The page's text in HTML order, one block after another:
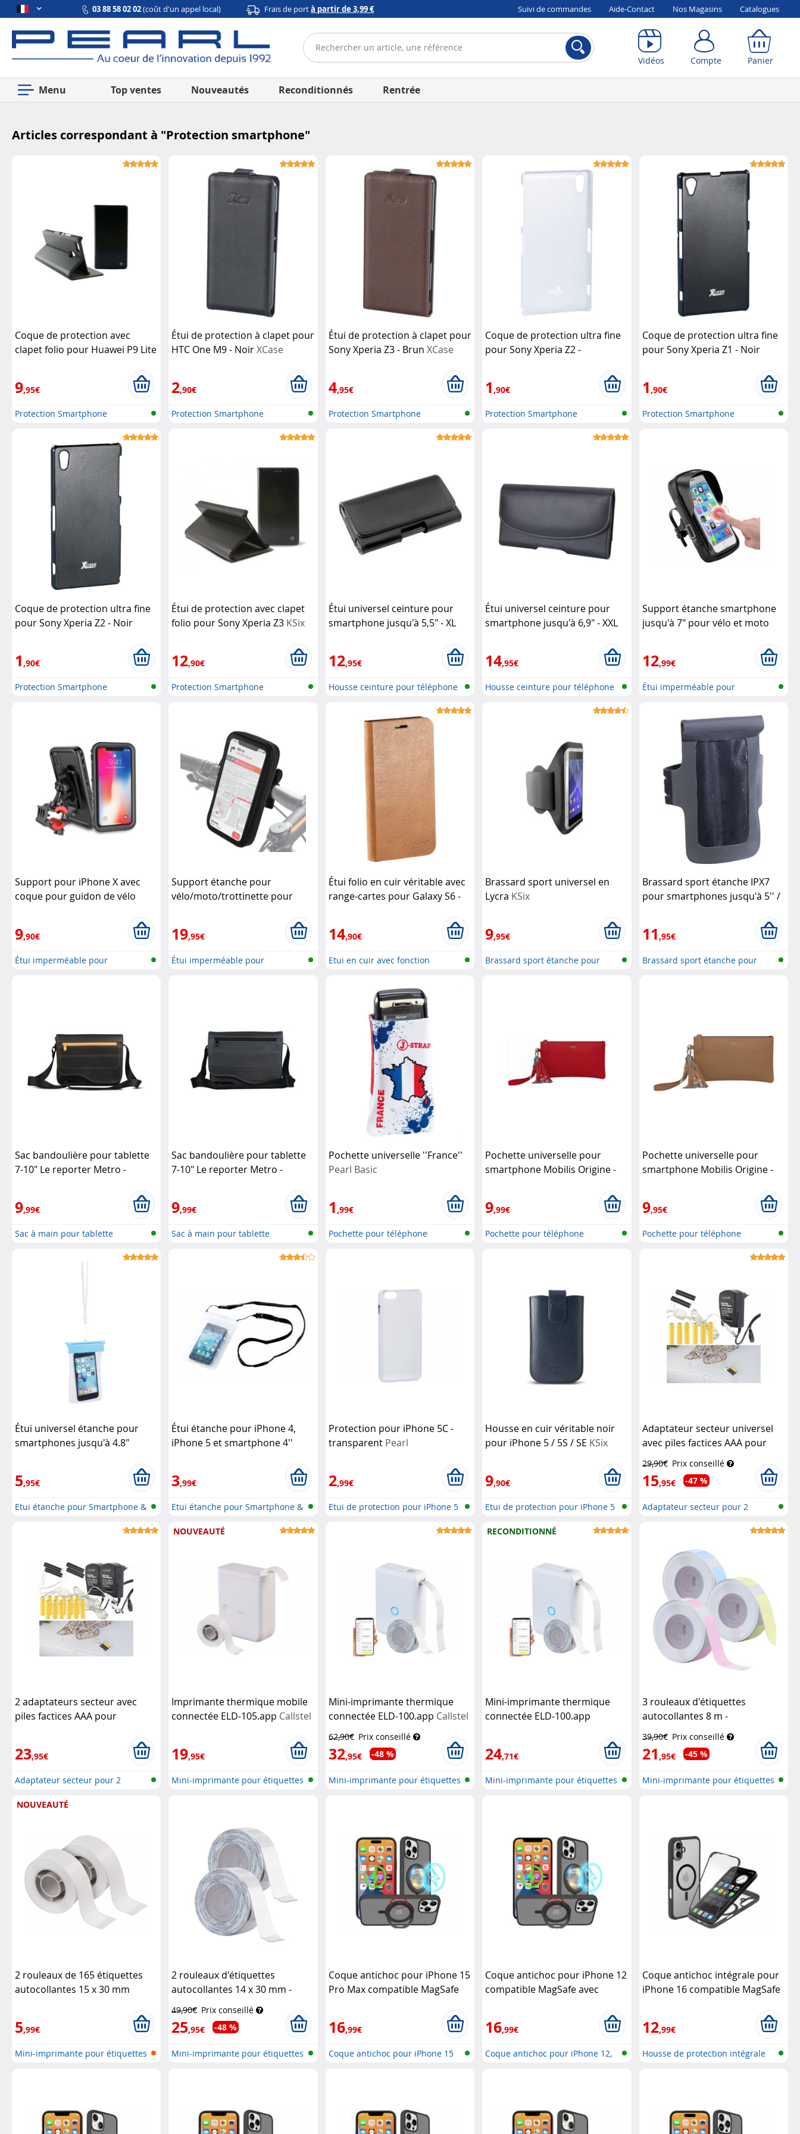
03 88 58 02 02(coût d'un appel local) Frais de portà partir de 3,99 € Suivi de commandes Aide-Contact Nos Magasins Catalogues
Vidéos Compte Panier
Menu Top ventes Nouveautés Reconditionnés Rentrée
Articles correspondant à "Protection smartphone"
Coque de protection avec
clapet folio pour Huawei P9 Lite
9,95€
Protection Smartphone
Étui de protection à clapet pour
HTC One M9 - NoirXCase
2,90€
Protection Smartphone
Étui de protection à clapet pour
Sony Xperia Z3 - Brun XCase
4,95€
Protection Smartphone
Coque de protection ultra fine
pour Sony Xperia Z2 -
1,90€
Protection Smartphone
Coque de protection ultra fine
pour Sony Xperia Z1 - Noir
1,90€
Protection Smartphone
Coque de protection ultra fine
pour Sony Xperia Z2 - Noir
1,90€
Protection Smartphone
Étui de protection avec clapet
folio pour Sony Xperia Z3 KSix
12,90€
Protection Smartphone
Étui universel ceinture pour
smartphone jusqu'à 5,5" - XL
12,95€
Housse ceinture pour téléphone
Étui universel ceinture pour
smartphone jusqu'à 6,9" - XXL
14,95€
Housse ceinture pour téléphone
Support étanche smartphone
jusqu'à 7" pour vélo et moto
12,99€
Étui imperméable pour
Support pour iPhone X avec
coque pour guidon de vélo
9,90€
Étui imperméable pour
Support étanche pour
vélo/moto/trottinette pour
19,95€
Étui imperméable pour
Étui folio en cuir véritable avec
range-cartes pour Galaxy S6 -
14,90€
Etui en cuir avec fonction
Brassard sport universel en
Lycra KSix
9,95€
Brassard sport étanche pour
Brassard sport étanche IPX7
pour smartphones jusqu'à 5'' /
11,95€
Brassard sport étanche pour
Sac bandoulière pour tablette
7-10" Le reporter Metro -
9,99€
Sac à main pour tablette
Sac bandoulière pour tablette
7-10" Le reporter Metro -
9,99€
Sac à main pour tablette
Pochette universelle ''France''
Pearl Basic
1,99€
Pochette pour téléphone
Pochette universelle pour
smartphone Mobilis Origine -
9,99€
Pochette pour téléphone
Pochette universelle pour
smartphone Mobilis Origine -
9,95€
Pochette pour téléphone
Étui universel étanche pour
smartphones jusqu'à 4.8"
5,95€
Etui étanche pour Smartphone &
Étui étanche pour iPhone 4,
iPhone 5 et smartphone 4''
3,99€
Etui étanche pour Smartphone &
Protection pour iPhone 5C -
transparent Pearl
2,99€
Etui de protection pour iPhone 5
Housse en cuir véritable noir
pour iPhone 5 / 5S / SE KSix
9,90€
Etui de protection pour iPhone 5
Adaptateur secteur universel
avec piles factices AAA pour
alimentation continue
29,90€ Prix conseillé
15,95€ -47 %
Adaptateur secteur pour 2
2 adaptateurs secteur avec
piles factices AAA pour
23,95€
Adaptateur secteur pour 2
NOUVEAUTÉ
Imprimante thermique mobile
connectée ELD-105.app Callstel
19,95€
Mini-imprimante pour étiquettes
Mini-imprimante thermique
connectée ELD-100.app Callstel
62,90€ Prix conseillé
32,95€ -48 %
Mini-imprimante pour étiquettes
RECONDITIONNÉ
Mini-imprimante thermique
connectée ELD-100.app
24,71€
Mini-imprimante pour étiquettes
3 rouleaux d'étiquettes
autocollantes 8 m -
Callstel
39,90€ Prix conseillé
21,95€ -45 %
Mini-imprimante pour étiquettes
NOUVEAUTÉ
2 rouleaux de 165 étiquettes
autocollantes 15 x 30 mm
5,99€
Mini-imprimante pour étiquettes
2 rouleaux d'étiquettes
autocollantes 14 x 30 mm -
Callstel
49,90€ Prix conseillé
25,95€ -48 %
Mini-imprimante pour étiquettes
Coque antichoc pour iPhone 15
Pro Max compatible MagSafe
16,99€
Coque antichoc pour iPhone 15
Coque antichoc pour iPhone 12
compatible MagSafe avec
16,99€
Coque antichoc pour iPhone 12,
Coque antichoc intégrale pour
iPhone 16 compatible MagSafe
12,99€
Housse de protection intégrale
Compte Panier